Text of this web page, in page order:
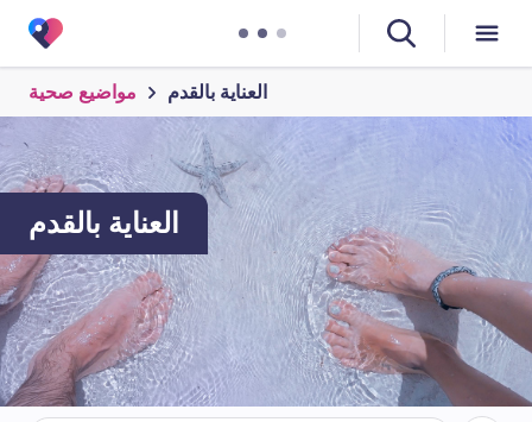
مواضيع صحية العناية بالقدم
العناية بالقدم